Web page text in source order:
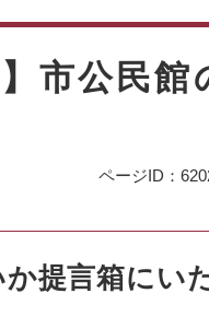
く
】市公民
ページID：
提言箱にい